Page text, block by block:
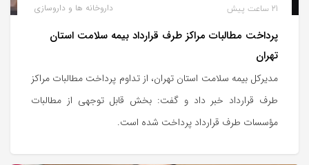
داروخانه ها و داروسازی 21 ساعت پیش
پرداخت مطالبات مراکز طرف قرارداد بیمه سلامت استان
تهران
مدیرکل بیمه سلامت استان تهران، از تداوم پرداخت مطالبات مراکز
طرف قرارداد خبر داد و گفت: بخش قابل توجهی از مطالبات
مؤسسات طرف قرارداد پرداخت شده است.